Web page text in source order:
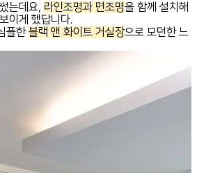
는데요, 라인조명과 면조명을 함께 설치해
이게 했답니다.
플한블랙 앤 화이트 거실장으로 모던한 느